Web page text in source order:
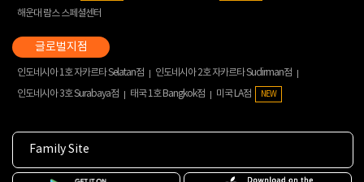
해운대 람스 스페셜센터
인도네시아 1호 자카르타 Selatan점
인도네시아 2호 자카르타 Sudirman점
인도네시아 3호 Surabaya점
태국 1호 Bangkok점 미국 LA점 NEW
Family Site